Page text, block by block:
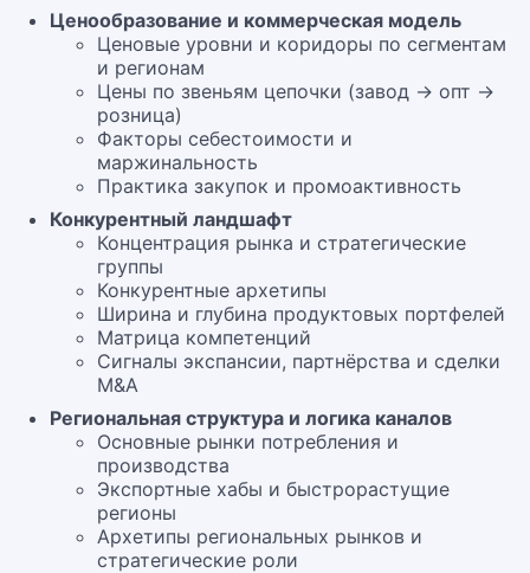
Ценообразование и коммерческая модель
Ценовые уровни и коридоры по сегментам
и регионам
Цены по звеньям цепочки (завод → опт →
розница)
Факторы себестоимости и
маржинальность
Практика закупок и промоактивность
Конкурентный ландшафт
Концентрация рынка и стратегические
группы
Конкурентные архетипы
Ширина и глубина продуктовых портфелей
Матрица компетенций
Сигналы экспансии, партнёрства и сделки
M&A
Региональная структура и логика каналов
Основные рынки потребления и
производства
Экспортные хабы и быстрорастущие
регионы
Архетипы региональных рынков и
стратегические роли